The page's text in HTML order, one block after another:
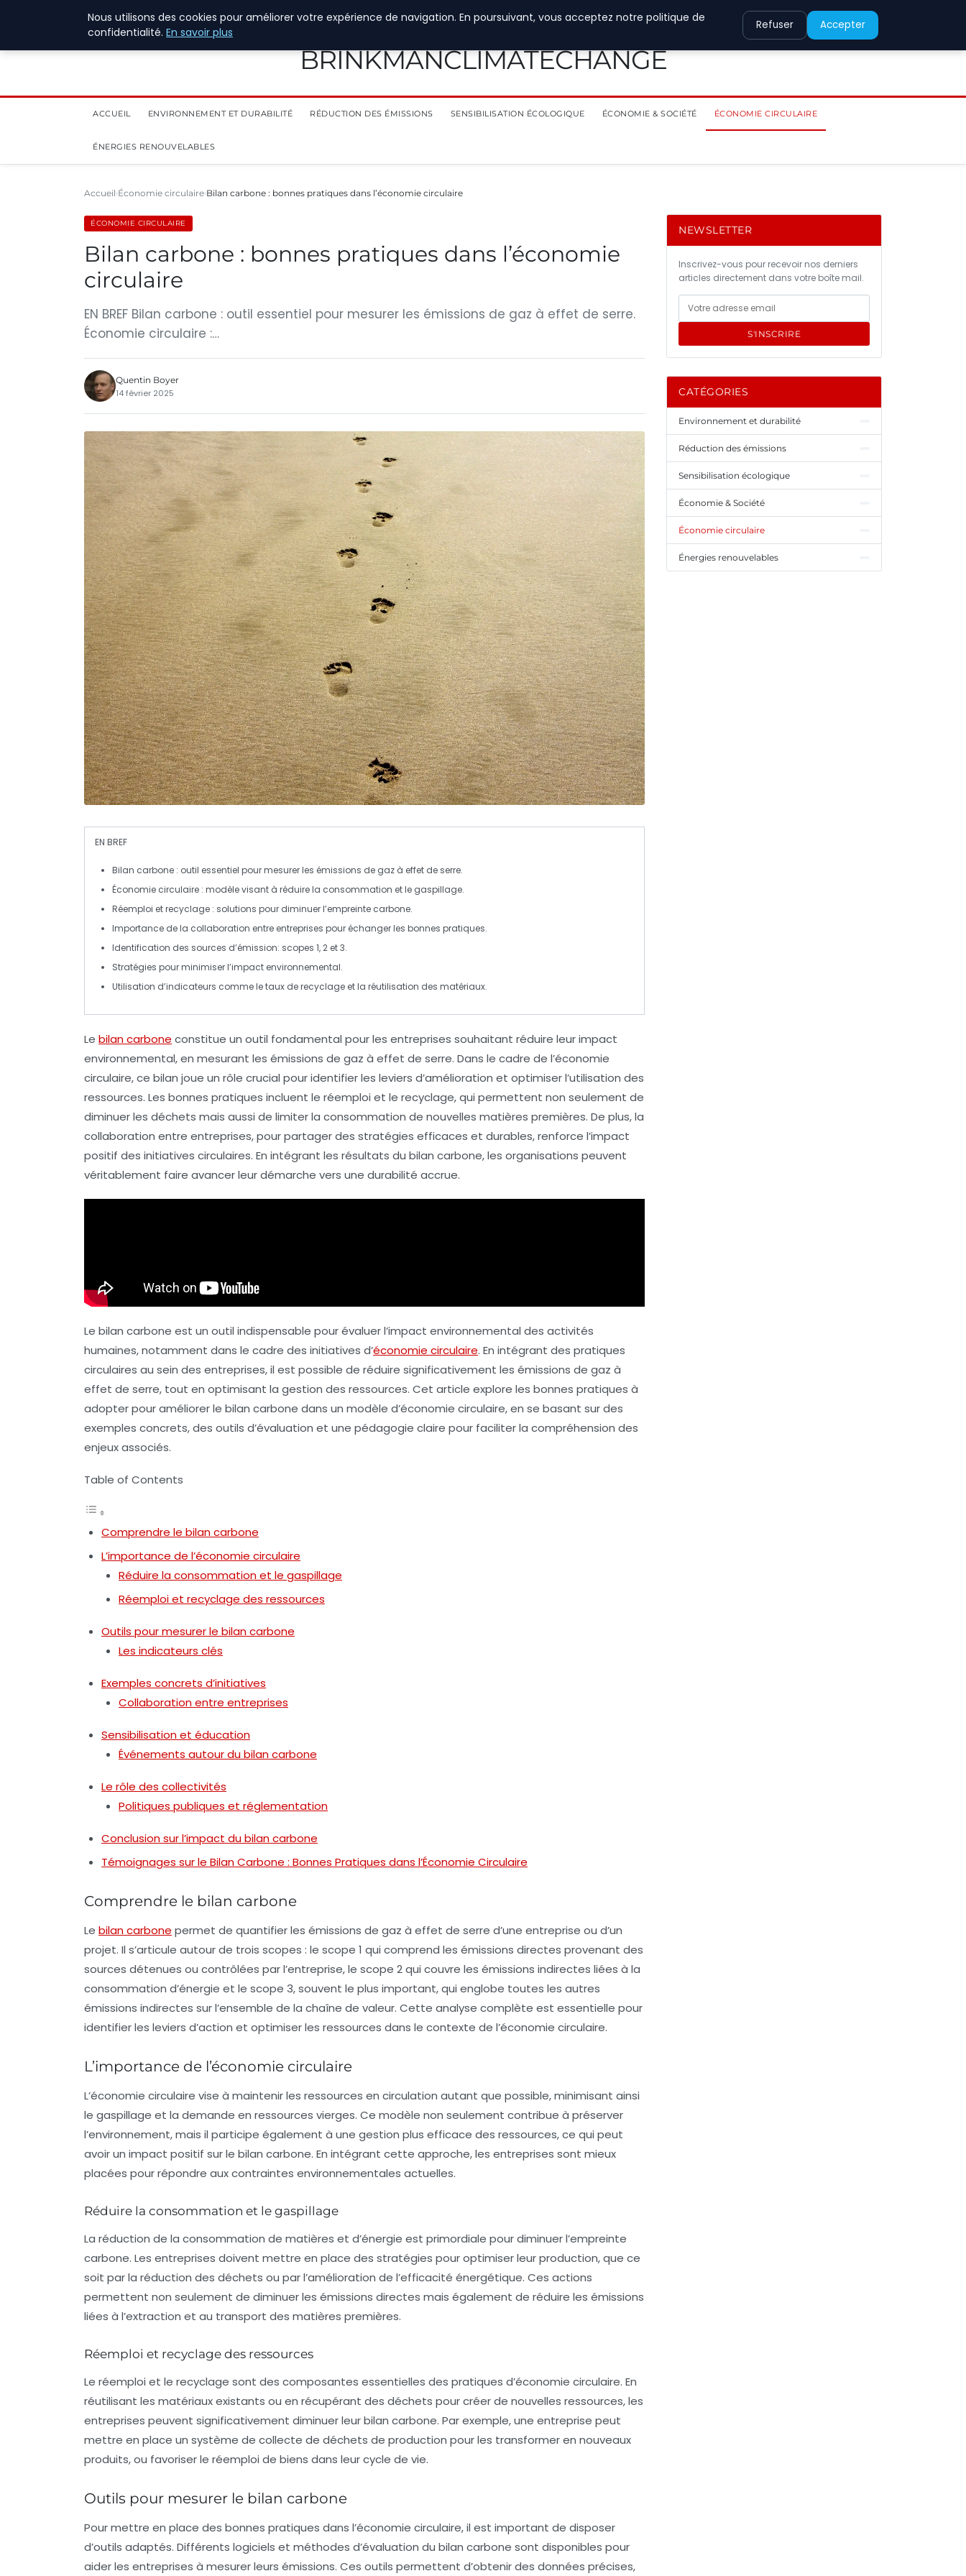
28 juillet 2026
BRINKMANCLIMATECHANGE
ACCUEIL ENVIRONNEMENT ET DURABILITÉ RÉDUCTION DES ÉMISSIONS SENSIBILISATION ÉCOLOGIQUE ÉCONOMIE & SOCIÉTÉ ÉCONOMIE CIRCULAIRE
ÉNERGIES RENOUVELABLES
Accueil Économie circulaire Bilan carbone : bonnes pratiques dans l’économie circulaire
ÉCONOMIE CIRCULAIRE
Bilan carbone : bonnes pratiques dans l’économie
circulaire
EN BREF Bilan carbone : outil essentiel pour mesurer les émissions de gaz à effet de serre.
Économie circulaire :…
Quentin Boyer
14 février 2025
EN BREF
Bilan carbone : outil essentiel pour mesurer les émissions de gaz à effet de serre.
Économie circulaire : modèle visant à réduirela consommation etle gaspillage.
Réemploi etrecyclage : solutions pour diminuer l’empreinte carbone.
Importance de la collaboration entre entreprises pour échanger les bonnes pratiques.
Identification des sources d’émission: scopes 1,2 et3.
Stratégies pour minimiser l’impact environnemental.
Utilisation d’indicateurs comme le taux derecyclage et la réutilisation des matériaux.
Le bilan carbone constitue un outil fondamental pour les entreprises souhaitant réduire leur impact
environnemental, en mesurant les émissions de gaz à effet de serre. Dans le cadre de l’économie
circulaire, ce bilan joue un rôle crucial pour identifier les leviers d’amélioration et optimiser l’utilisation des
ressources. Les bonnes pratiques incluent le réemploi et le recyclage, qui permettent non seulement de
diminuer les déchets mais aussi de limiter la consommation de nouvelles matières premières. De plus, la
collaboration entre entreprises, pour partager des stratégies efficaces et durables, renforce l’impact
positif des initiatives circulaires. En intégrant les résultats du bilan carbone, les organisations peuvent
véritablement faire avancer leur démarche vers une durabilité accrue.
Le bilan carbone est un outil indispensable pour évaluer l’impact environnemental des activités
humaines, notamment dans le cadre des initiatives d’économie circulaire. En intégrant des pratiques
circulaires au sein des entreprises, il est possible de réduire significativement les émissions de gaz à
effet de serre, tout en optimisant la gestion des ressources. Cet article explore les bonnes pratiques à
adopter pour améliorer le bilan carbone dans un modèle d’économie circulaire, en se basant sur des
exemples concrets, des outils d’évaluation et une pédagogie claire pour faciliter la compréhension des
enjeux associés.
Table of Contents
Comprendre le bilan carbone
L’importance de l’économie circulaire
Réduire la consommation et le gaspillage
Réemploi et recyclage des ressources
Outils pour mesurer le bilan carbone
Les indicateurs clés
Exemples concrets d’initiatives
Collaboration entre entreprises
Sensibilisation et éducation
Événements autour du bilan carbone
Le rôle des collectivités
Politiques publiques et réglementation
Conclusion sur l’impact du bilan carbone
Témoignages sur le Bilan Carbone : Bonnes Pratiques dans l’Économie Circulaire
Comprendre le bilan carbone
Le bilan carbone permet de quantifier les émissions de gaz à effet de serre d’une entreprise ou d’un
projet. Il s’articule autour de trois scopes : le scope 1 qui comprend les émissions directes provenant des
sources détenues ou contrôlées par l’entreprise, le scope 2 qui couvre les émissions indirectes liées à la
consommation d’énergie et le scope 3, souvent le plus important, qui englobe toutes les autres
émissions indirectes sur l’ensemble de la chaîne de valeur. Cette analyse complète est essentielle pour
identifier les leviers d’action et optimiser les ressources dans le contexte de l’économie circulaire.
L’importance de l’économie circulaire
L’économie circulaire vise à maintenir les ressources en circulation autant que possible, minimisant ainsi
le gaspillage et la demande en ressources vierges. Ce modèle non seulement contribue à préserver
l’environnement, mais il participe également à une gestion plus efficace des ressources, ce qui peut
avoir un impact positif sur le bilan carbone. En intégrant cette approche, les entreprises sont mieux
placées pour répondre aux contraintes environnementales actuelles.
Réduire la consommation et le gaspillage
La réduction de la consommation de matières et d’énergie est primordiale pour diminuer l’empreinte
carbone. Les entreprises doivent mettre en place des stratégies pour optimiser leur production, que ce
soit par la réduction des déchets ou par l’amélioration de l’efficacité énergétique. Ces actions
permettent non seulement de diminuer les émissions directes mais également de réduire les émissions
liées à l’extraction et au transport des matières premières.
Réemploi et recyclage des ressources
Le réemploi et le recyclage sont des composantes essentielles des pratiques d’économie circulaire. En
réutilisant les matériaux existants ou en récupérant des déchets pour créer de nouvelles ressources, les
entreprises peuvent significativement diminuer leurbilan carbone. Par exemple, une entreprise peut
mettre en place un système de collecte de déchets de production pour les transformer en nouveaux
produits, ou favoriser le réemploi de biens dans leur cycle de vie.
Outils pour mesurer le bilan carbone
Pour mettre en place des bonnes pratiques dans l’économie circulaire, il est important de disposer
d’outils adaptés. Différents logiciels et méthodes d’évaluation du bilan carbone sont disponibles pour
aider les entreprises à mesurer leurs émissions. Ces outils permettent d’obtenir des données précises,
NEWSLETTER
Inscrivez-vous pour recevoir nos derniers
articles directement dans votre boîte mail.
S'INSCRIRE
CATÉGORIES
Environnement et durabilité
Réduction des émissions
Sensibilisation écologique
Économie & Société
Économie circulaire
Énergies renouvelables
Nous utilisons des cookies pour améliorer votre expérience de navigation. En poursuivant, vous acceptez notre politique de
confidentialité. En savoir plus
Refuser Accepter